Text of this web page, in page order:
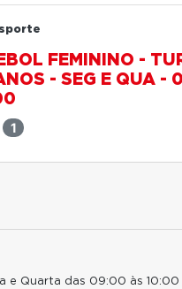
FEMININO -
- SEG E QUA -
1
e Quarta das 09:00 às 10:00